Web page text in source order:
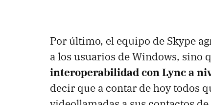
Por último, el equipo de Skype
a los usuarios de Windows, sino
interoperabilidad con Lync a
decir que a contar de hoy todos